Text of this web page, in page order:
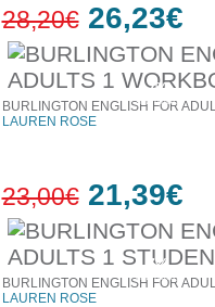
7%
έκπτωση
28,20€ 26,23€
7%
έκπτωση
BURLINGTON ENGLISH FOR
LAUREN ROSE
23,00€ 21,39€
BURLINGTON ENGLISH FOR
LAUREN ROSE